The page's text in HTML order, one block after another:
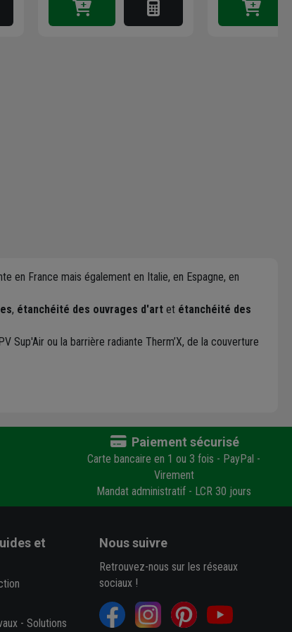
en France mais également en Italie, en Espagne, en
, étanchéité des ouvrages d'art et étanchéité des
Sup'Air ou la barrière radiante Therm’X, de la couverture
Paiement sécurisé
Carte bancaire en 1 ou 3 fois - PayPal -
Virement
Mandat administratif - LCR 30 jours
et
- Solutions
Nous suivre
Retrouvez-nous sur les réseaux
sociaux !